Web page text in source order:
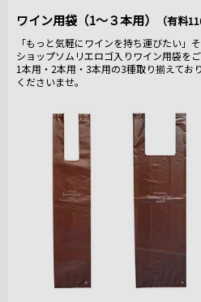
ワイン用袋（1～３本用） （有料
「もっと気軽にワインを持ち運びたい」
ショップソムリエロゴ入りワイン用袋をご
1本用・2本用・3本用の3種取り揃えてお
くださいませ。